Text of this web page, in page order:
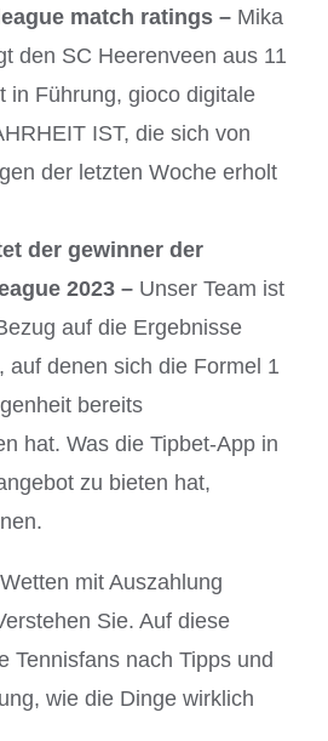
match ratings – Mika
den SC Heerenveen aus 11
in Führung, gioco digitale
IST, die sich von
der letzten Woche erholt
der gewinner der
2023 – Unser Team ist
auf die Ergebnisse
auf denen sich die Formel 1
bereits
hat. Was die Tipbet-App in
zu bieten hat,
mit Auszahlung
Sie. Auf diese
Tennisfans nach Tipps und
wie die Dinge wirklich